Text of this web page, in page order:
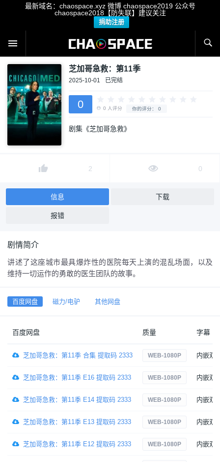
最新域名：chaospace.xyz 微博 chaospace2019 公众号
chaospace2018【防失联】建议关注
捐助注册
芝加哥急救：第11季
2025-10-01 已完结
0
剧集《芝加哥急救》
2 0
信息 下载
报错
剧情简介
讲述了这座城市最具爆炸性的医院每天上演的混乱场面，以及
维持一切运作的勇敢的医生团队的故事。
百度网盘 磁力/电驴 其他网盘
百度网盘 质量 字幕
芝加哥急救：第11季 合集 提取码 2333 WEB-1080P 内嵌双
芝加哥急救：第11季 E16 提取码 2333 WEB-1080P 内嵌双
芝加哥急救：第11季 E14 提取码 2333 WEB-1080P 内嵌双
芝加哥急救：第11季 E13 提取码 2333 WEB-1080P 内嵌双
芝加哥急救：第11季 E12 提取码 2333 WEB-1080P 内嵌双